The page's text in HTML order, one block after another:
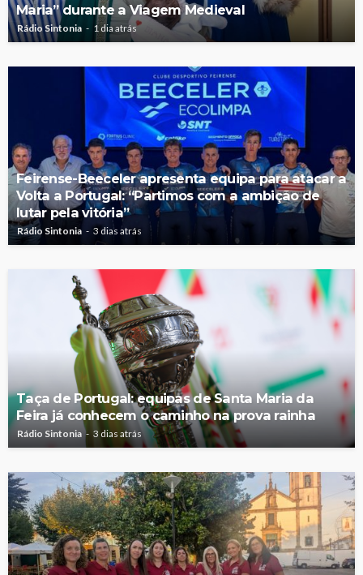
Maria” durante a Viagem Medieval
Rádio Sintonia 1 dia atrás
Feirense-Beeceler apresenta equipa para atacar a
Volta a Portugal: “Partimos com a ambição de
lutar pela vitória”
Rádio Sintonia 3 dias atrás
Taça de Portugal: equipas de Santa Maria da
Feira já conhecem o caminho na prova rainha
Rádio Sintonia 3 dias atrás